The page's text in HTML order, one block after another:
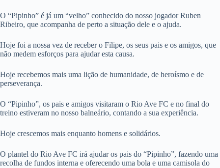
O “Pipinho” é já um “velho” conhecido do nosso jogador Ruben
Ribeiro, que acompanha de perto a situação dele e o ajuda.
Hoje foi a nossa vez de receber o Filipe, os seus pais e os amigos, que
não medem esforços para ajudar esta causa.
Hoje recebemos mais uma lição de humanidade, de heroísmo e de
perseverança.
O “Pipinho”, os pais e amigos visitaram o Rio Ave FC e no final do
treino estiveram no nosso balneário, contando a sua experiência.
Hoje crescemos mais enquanto homens e solidários.
O plantel do Rio Ave FC irá ajudar os pais do “Pipinho”, fazendo uma
recolha de fundos interna e oferecendo uma bola e uma camisola do